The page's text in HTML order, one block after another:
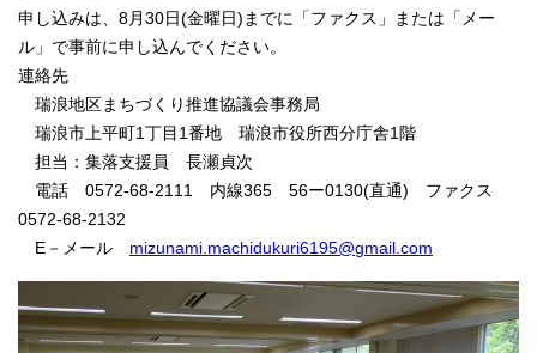
申し込みは、8月30日(金曜日)までに「ファクス」または「メー
ル」で事前に申し込んでください。
連絡先
瑞浪地区まちづくり推進協議会事務局
瑞浪市上平町1丁目1番地 瑞浪市役所西分庁舎1階
担当：集落支援員 長瀬貞次
電話 0572-68-2111 内線365 56ー0130(直通) ファクス
0572-68-2132
E－メール mizunami.machidukuri6195@gmail.com